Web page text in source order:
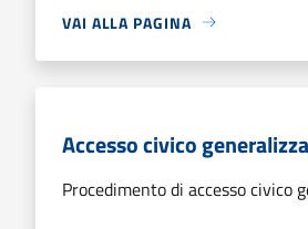
VAI ALLA PAGINA
Accesso civico
Procedimento di accesso civico